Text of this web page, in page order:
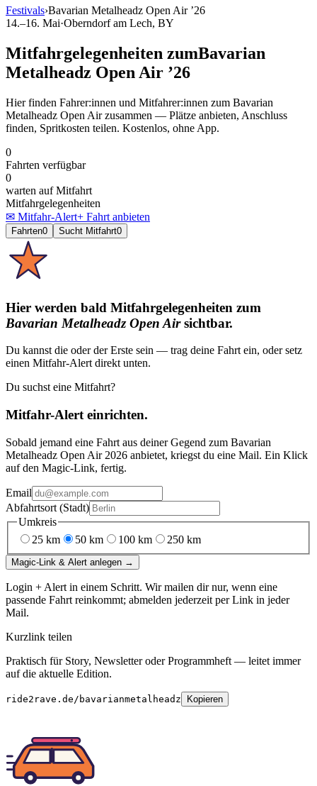
Festivals›Bavarian Metalheadz Open Air’26
14.–16. Mai·Oberndorf am Lech, BY
Mitfahrgelegenheiten zumBavarian
Metalheadz Open Air ’26
Hier finden Fahrer:innen und Mitfahrer:innen zum Bavarian
Metalheadz Open Airzusammen — Plätze anbieten, Anschluss
finden, Spritkosten teilen. Kostenlos, ohne App.
0
Fahrten verfügbar
0
warten auf Mitfahrt
Mitfahrgelegenheiten
✉ Mitfahr-Alert+ Fahrt anbieten
Fahrten0 Sucht Mitfahrt0
Hier werden bald Mitfahrgelegenheiten zum
Bavarian Metalheadz Open Air sichtbar.
Du kannst die oder der Erste sein — trag deine Fahrt ein, oder setz
einen Mitfahr-Alert direkt unten.
Du suchst eine Mitfahrt?
Mitfahr-Alert einrichten.
Sobald jemand eine Fahrt aus deiner Gegend zum Bavarian
Metalheadz Open Air 2026 anbietet, kriegst du eine Mail. Ein Klick
auf den Magic-Link, fertig.
Email
Abfahrtsort (Stadt)
Umkreis
25 km 50 km 100 km 250 km
Magic-Link & Alert anlegen →
Login + Alert in einem Schritt. Wir mailen dir nur, wenn eine
passende Fahrt reinkommt; abmelden jederzeit per Link in jeder
Mail.
Kurzlink teilen
Praktisch für Story, Newsletter oder Programmheft — leitet immer
auf die aktuelle Edition.
ride2rave.de/bavarianmetalheadz Kopieren